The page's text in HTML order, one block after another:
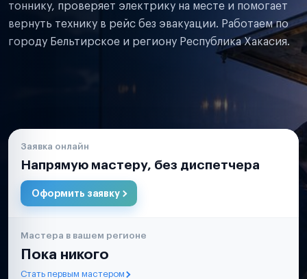
тоннику, проверяет электрику на месте и помогает
вернуть технику в рейс без эвакуации. Работаем по
городу Бельтирское и региону Республика Хакасия.
Заявка онлайн
Напрямую мастеру, без диспетчера
Оформить заявку
Мастера в вашем регионе
Пока никого
Стать первым мастером